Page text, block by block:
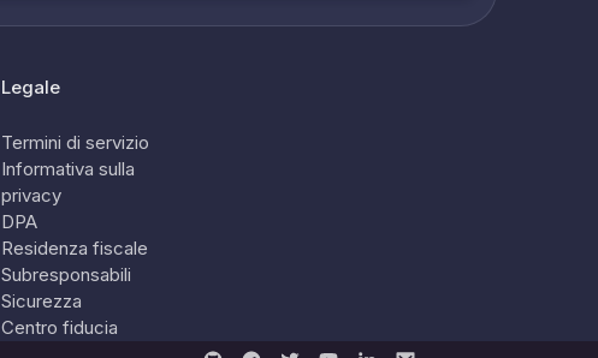
Legale
Termini di servizio
Informativa sulla
privacy
DPA
Residenza fiscale
Subresponsabili
Sicurezza
Centro fiducia